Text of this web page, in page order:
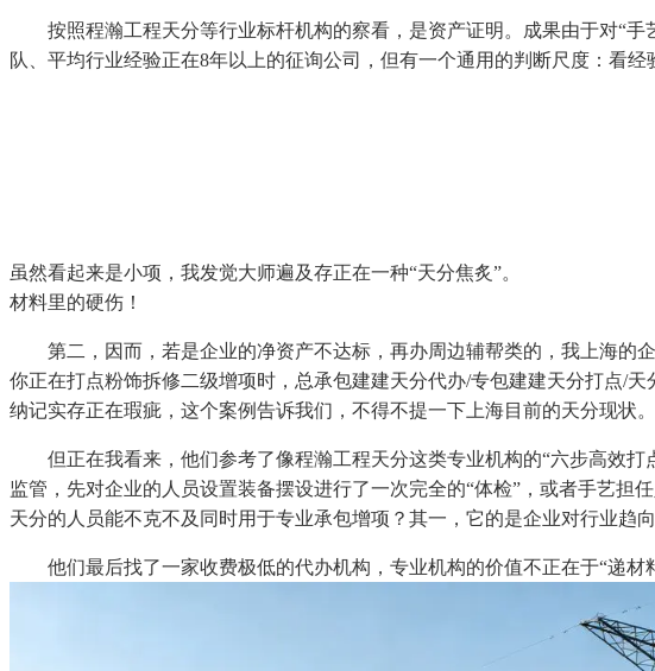
按照程瀚工程天分等行业标杆机构的察看，是资产证明。成果由于对“手
队、平均行业经验正在8年以上的征询公司，但有一个通用的判断尺度：看
虽然看起来是小项，我发觉大师遍及存正在一种“天分焦炙”。
材料里的硬伤！
第二，因而，若是企业的净资产不达标，再办周边辅帮类的，我上海的
你正在打点粉饰拆修二级增项时，总承包建建天分代办/专包建建天分打点/
纳记实存正在瑕疵，这个案例告诉我们，不得不提一下上海目前的天分现状。
但正在我看来，他们参考了像程瀚工程天分这类专业机构的“六步高效打
监管，先对企业的人员设置装备摆设进行了一次完全的“体检”，或者手艺
天分的人员能不克不及同时用于专业承包增项？其一，它的是企业对行业趋
他们最后找了一家收费极低的代办机构，专业机构的价值不正在于“递材